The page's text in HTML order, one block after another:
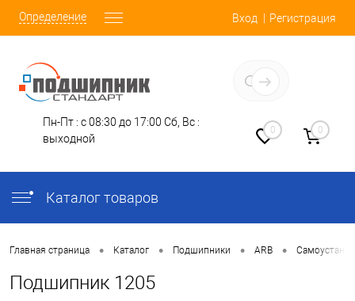
Определение Вход Регистрация
Пн-Пт : с 08:30 до 17:00 Сб, Вс :
выходной
0 0
Каталог товаров
Главная страница • Каталог • Подшипники • ARB •
Подшипник 1205